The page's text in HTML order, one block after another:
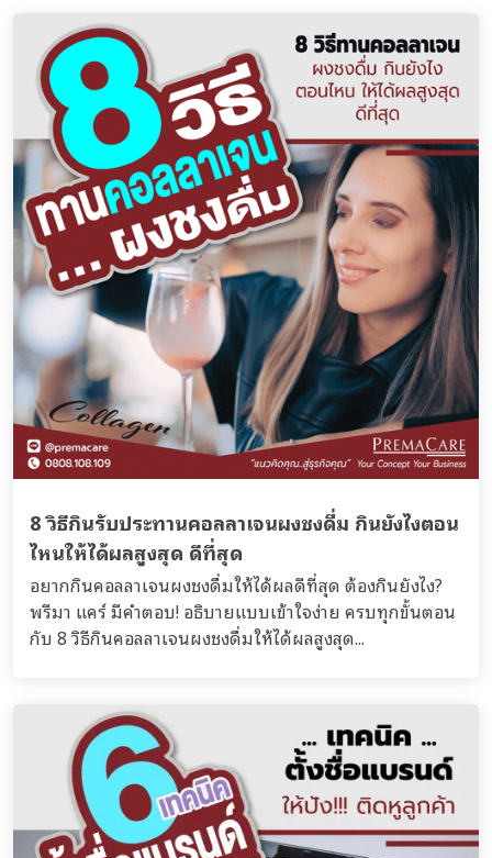
8 วิธีกินรับประทานคอลลาเจนผงชงดื่ม กินยังไงตอน
ไหนให้ได้ผลสูงสุด ดีที่สุด
อยากกินคอลลาเจนผงชงดื่มให้ได้ผลดีที่สุด ต้องกินยังไง?
พรีมา แคร์ มีคำตอบ! อธิบายแบบเข้าใจง่าย ครบทุกขั้นตอน
กับ 8 วิธีกินคอลลาเจนผงชงดื่มให้ได้ผลสูงสุด...